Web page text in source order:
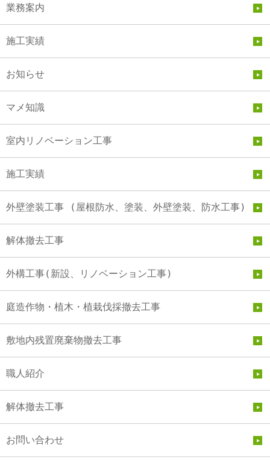
業務案内
施工実績
お知らせ
マメ知識
室内リノベーション工事
施工実績
外壁塗装工事 (屋根防水、塗装、外壁塗装、防水工事)
解体撤去工事
外構工事(新設、リノベーション工事)
庭造作物・植木・植栽伐採撤去工事
敷地内残置廃棄物撤去工事
職人紹介
解体撤去工事
お問い合わせ